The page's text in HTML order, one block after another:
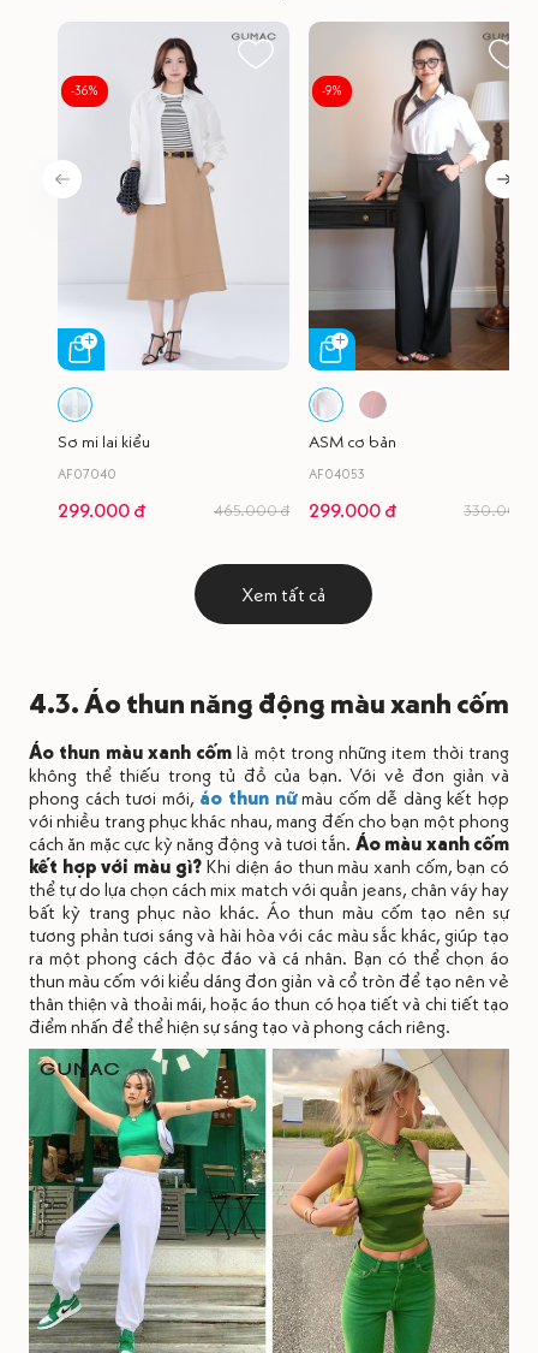
-36%
Sơ mi lai kiểu
AF07040
299.000 đ 465.000 đ
-9%
ASM cơ bản
AF04053
299.000 đ 330.000
Xem tất cả
4.3. Áo thun năng động màu xanh cốm
Áo thun màu xanh cốm là một trong những item thời trang
không thể thiếu trong tủ đồ của bạn. Với vẻ đơn giản và
phong cách tươi mới, áo thun nữmàu cốm dễ dàng kết hợp
với nhiều trang phục khác nhau, mang đến cho bạn một phong
cách ăn mặc cực kỳ năng động và tươi tắn. Áo màu xanh cốm
kết hợp với màu gì?Khi diện áo thun màu xanh cốm, bạn có
thể tự do lựa chọn cách mix match với quần jeans, chân váy hay
bất kỳ trang phục nào khác. Áo thun màu cốm tạo nên sự
tương phản tươi sáng và hài hòa với các màu sắc khác, giúp tạo
ra một phong cách độc đáo và cá nhân. Bạn có thể chọn áo
thun màu cốm với kiểu dáng đơn giản và cổ tròn để tạo nên vẻ
thân thiện và thoải mái, hoặc áo thun có họa tiết và chi tiết tạo
điểm nhấn để thể hiện sự sáng tạo và phong cách riêng.